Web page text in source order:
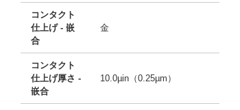
コンタクト
仕上げ - 嵌
合
金
コンタクト
仕上げ厚さ -
嵌合
10.0µin（0.25µm）